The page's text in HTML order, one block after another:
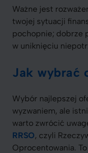
Ważne jest
twojej sytuacji
pochopnie; dobrze
w uniknięciu
Jak wybrać
Wybór najlepszej
wyzwaniem, ale
warto zwrócić
RRSO, czyli
Oprocentowania.